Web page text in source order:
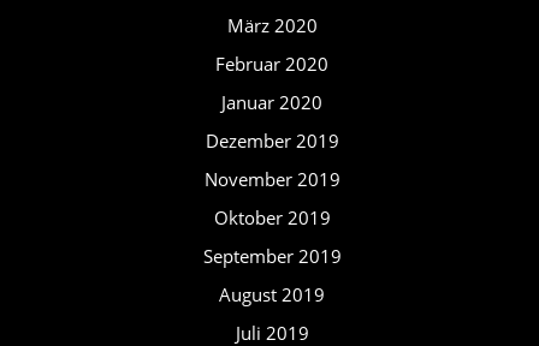
März 2020
Februar 2020
Januar 2020
Dezember 2019
November 2019
Oktober 2019
September 2019
August 2019
Juli 2019